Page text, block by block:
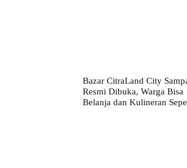
Bazar CitraLand City
Resmi Dibuka, Warga Bisa
Belanja dan Kulineran